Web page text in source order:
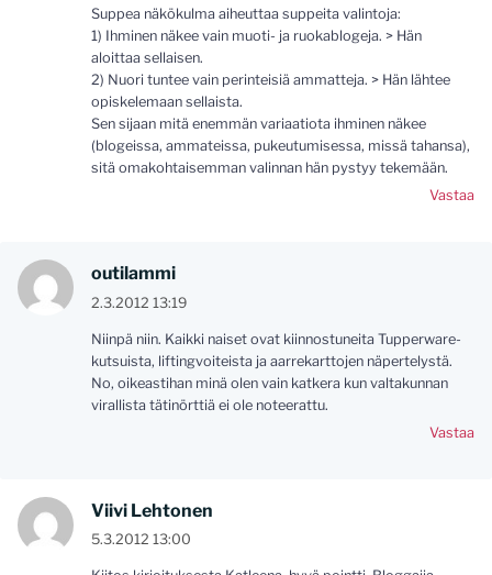
Suppea näkökulma aiheuttaa suppeita valintoja:
1) Ihminen näkee vain muoti- ja ruokablogeja. > Hän
aloittaa sellaisen.
2) Nuori tuntee vain perinteisiä ammatteja. > Hän lähtee
opiskelemaan sellaista.
Sen sijaan mitä enemmän variaatiota ihminen näkee
(blogeissa, ammateissa, pukeutumisessa, missä tahansa),
sitä omakohtaisemman valinnan hän pystyy tekemään.
Vastaa
outilammi
2.3.2012 13:19
Niinpä niin. Kaikki naiset ovat kiinnostuneita Tupperware-
kutsuista, liftingvoiteista ja aarrekarttojen näpertelystä.
No, oikeastihan minä olen vain katkera kun valtakunnan
virallista tätinörttiä ei ole noteerattu.
Vastaa
Viivi Lehtonen
5.3.2012 13:00